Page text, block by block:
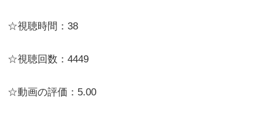
☆視聴時間：38
☆視聴回数：4449
☆動画の評価：5.00